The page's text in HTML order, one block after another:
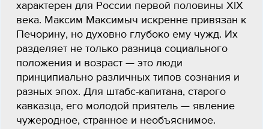
характерен для России первой половины XIX
века. Максим Максимыч искренне привязан к
Печорину, но духовно глубоко ему чужд. Их
разделяет не только разница социального
положения и возраст — это люди
принципиально различных типов сознания и
разных эпох. Для штабс-капитана, старого
кавказца, его молодой приятель — явление
чужеродное, странное и необъяснимое.